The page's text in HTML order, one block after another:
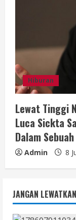
Hiburan
Lewat Tinggi
Luca Sickta
Dalam
Admin 8
JANGAN LEWATKAN